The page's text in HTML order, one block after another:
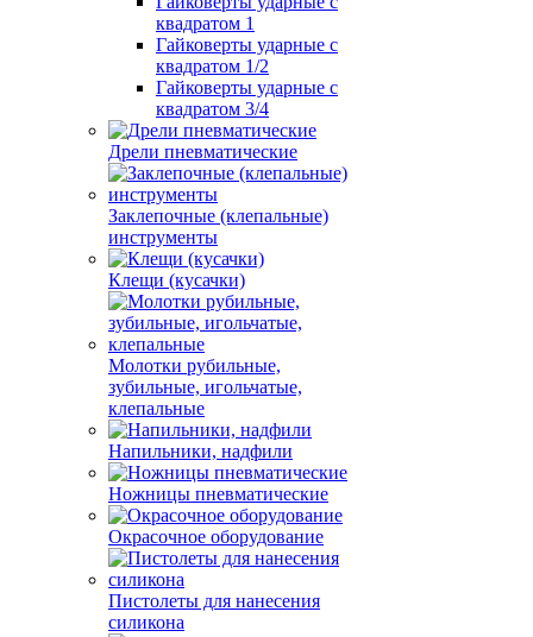
квадратом 1
Гайковерты ударные с
квадратом 1/2
Гайковерты ударные с
квадратом 3/4
Дрели пневматические
Заклепочные (клепальные)
инструменты
Клещи (кусачки)
Молотки рубильные,
зубильные, игольчатые,
клепальные
Напильники, надфили
Ножницы пневматические
Окрасочное оборудование
Пистолеты для нанесения
силикона